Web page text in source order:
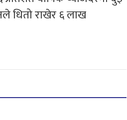
धितो राखेर ६ लाख